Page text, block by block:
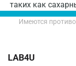
таких какНогинск
Обнинск
Имеются
LAB4U